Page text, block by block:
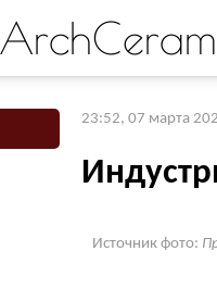
23:52, 07 марта
Источник фото: